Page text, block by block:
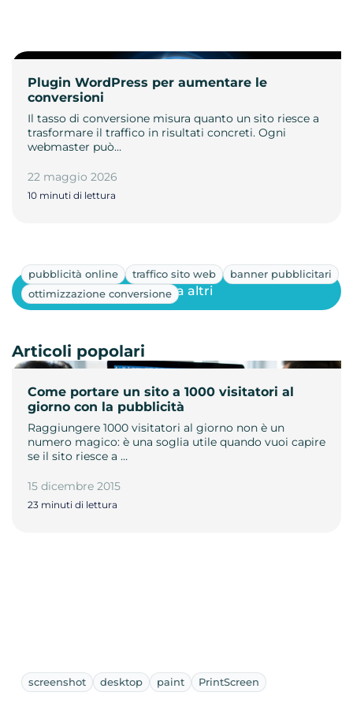
Plugin WordPress per aumentare le
conversioni
Il tasso di conversione misura quanto un sito riesce a
trasformare il traffico in risultati concreti. Ogni
webmaster può…
22 maggio 2026
10 minuti di lettura
pubblicità online traffico sito web
banner pubblicitari
ottimizzazione conversione
Come portare un sito a 1000 visitatori al
giorno con la pubblicità
Raggiungere 1000 visitatori al giorno non è un
numero magico: è una soglia utile quando vuoi capire
se il sito riesce a …
15 dicembre 2015
23 minuti di lettura
Mostra altri
Articoli popolari
screenshot desktop paint PrintScreen